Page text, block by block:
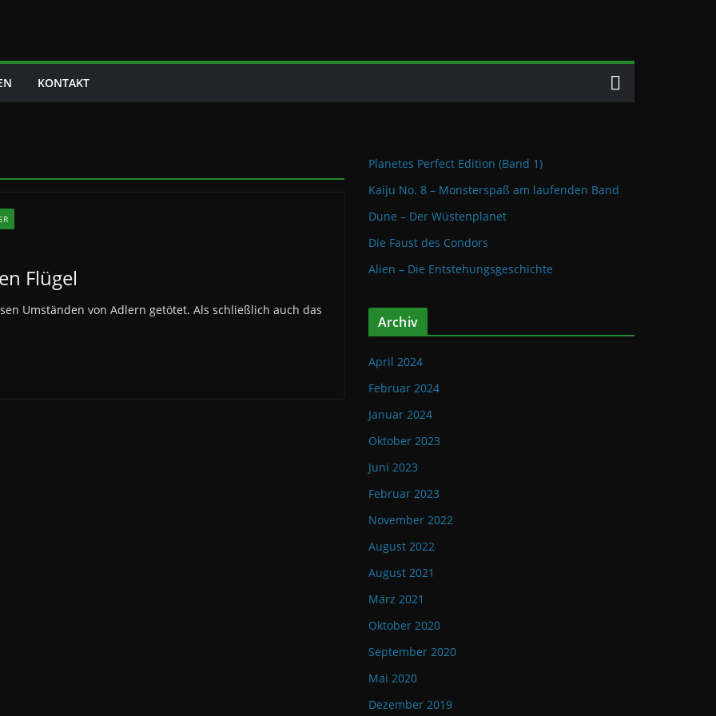
KONTAKT
Flügel
Umständen von Adlern getötet. Als schließlich auch das
Planetes Perfect Edition (Band 1)
Kaiju No. 8 – Monsterspaß am laufenden Band
Dune – Der Wüstenplanet
Die Faust des Condors
Alien – Die Entstehungsgeschichte
Archiv
April 2024
Februar 2024
Januar 2024
Oktober 2023
Juni 2023
Februar 2023
November 2022
August 2022
August 2021
März 2021
Oktober 2020
September 2020
Mai 2020
Dezember 2019